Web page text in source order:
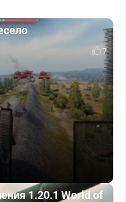
7
1.20.1 World of